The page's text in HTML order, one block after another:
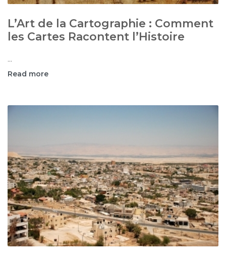
L’Art de la Cartographie : Comment
les Cartes Racontent l’Histoire
...
Read more